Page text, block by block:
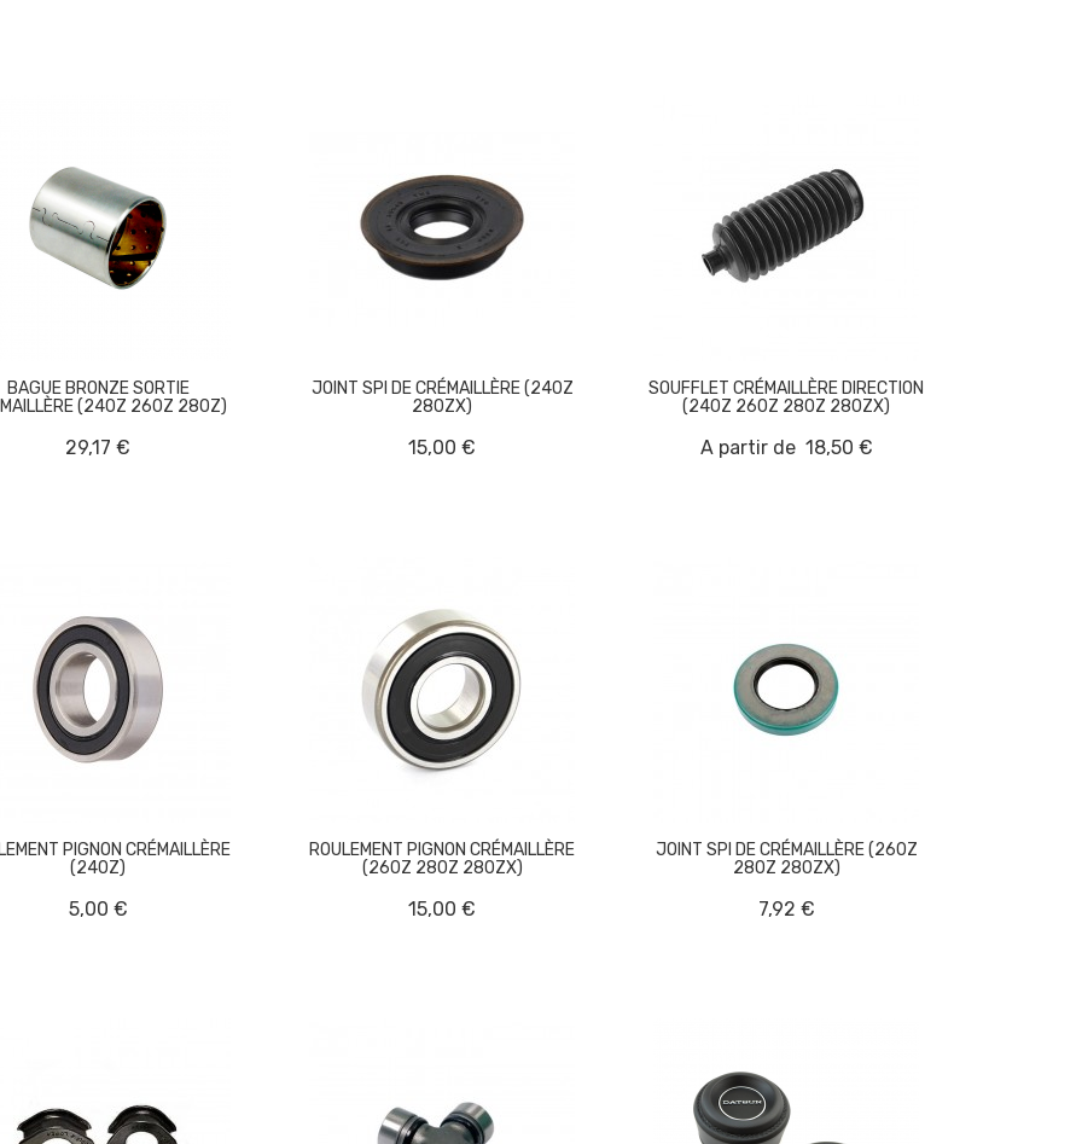
BAGUE BRONZE SORTIE
(240Z 260Z 280Z)
29,17 €
JOINT SPI DE CRÉMAILLÈRE (240Z
280ZX)
15,00 €
SOUFFLET CRÉMAILLÈRE DIRECTION
(240Z 260Z 280Z 280ZX)
A partir de 18,50 €
PIGNON CRÉMAILLÈRE
(240Z)
5,00 €
ROULEMENT PIGNON CRÉMAILLÈRE
(260Z 280Z 280ZX)
15,00 €
JOINT SPI DE CRÉMAILLÈRE (260Z
280Z 280ZX)
7,92 €